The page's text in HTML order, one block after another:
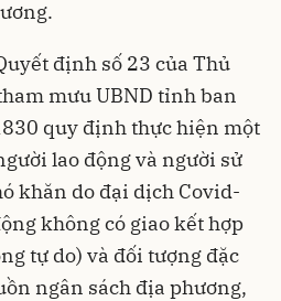
định số 23 của Thủ
mưu UBND tỉnh ban
quy định thực hiện một
lao động và người sử
khăn do đại dịch Covid-
không có giao kết hợp
tự do) và đối tượng đặc
ngân sách địa phương,